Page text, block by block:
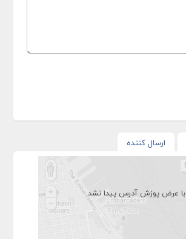
ارسال کننده
با عرض پوزش آدرس پیدا نشد.